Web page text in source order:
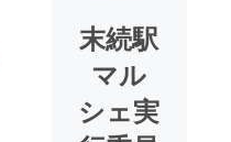
末続駅
マル
シェ実